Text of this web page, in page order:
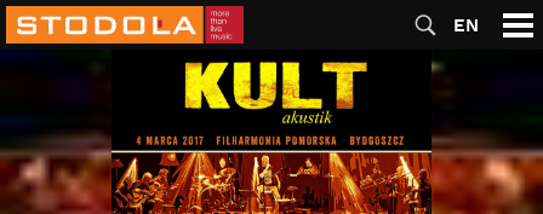
EN